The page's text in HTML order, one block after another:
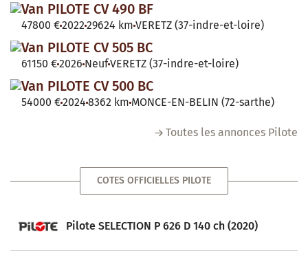
Van PILOTE CV 490 BF
47800 €2022 29624 km VERETZ (37-indre-et-loire)
Van PILOTE CV 505 BC
61150 €2026 NeufVERETZ (37-indre-et-loire)
Van PILOTE CV 500 BC
54000 €2024 8362 km MONCE-EN-BELIN (72-sarthe)
Toutes les annonces Pilote
COTES OFFICIELLES PILOTE
Pilote SELECTION P 626 D 140 ch (2020)